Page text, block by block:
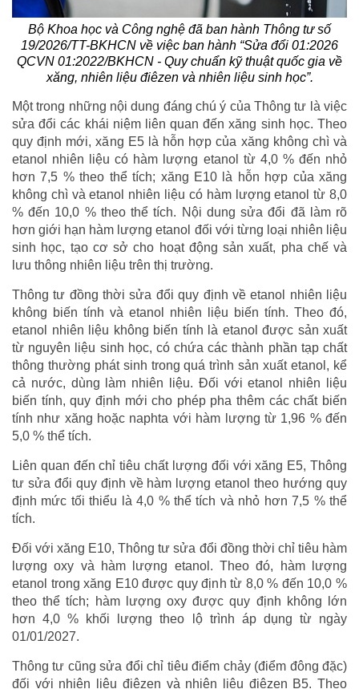
Bộ Khoa học và Công nghệ đã ban hành Thông tư số
19/2026/TT-BKHCN về việc ban hành “Sửa đổi 01:2026
QCVN 01:2022/BKHCN - Quy chuẩn kỹ thuật quốc gia về
xăng, nhiên liệu điêzen và nhiên liệu sinh học”.
Một trong những nội dung đáng chú ý của Thông tư là việc
sửa đổi các khái niệm liên quan đến xăng sinh học. Theo
quy định mới, xăng E5 là hỗn hợp của xăng không chì và
etanol nhiên liệu có hàm lượng etanol từ 4,0 % đến nhỏ
hơn 7,5 % theo thể tích; xăng E10 là hỗn hợp của xăng
không chì và etanol nhiên liệu có hàm lượng etanol từ 8,0
% đến 10,0 % theo thể tích. Nội dung sửa đổi đã làm rõ
hơn giới hạn hàm lượng etanol đối với từng loại nhiên liệu
sinh học, tạo cơ sở cho hoạt động sản xuất, pha chế và
lưu thông nhiên liệu trên thị trường.
Thông tư đồng thời sửa đổi quy định về etanol nhiên liệu
không biến tính và etanol nhiên liệu biến tính. Theo đó,
etanol nhiên liệu không biến tính là etanol được sản xuất
từ nguyên liệu sinh học, có chứa các thành phần tạp chất
thông thường phát sinh trong quá trình sản xuất etanol, kể
cả nước, dùng làm nhiên liệu. Đối với etanol nhiên liệu
biến tính, quy định mới cho phép pha thêm các chất biến
tính như xăng hoặc naphta với hàm lượng từ 1,96 % đến
5,0 % thể tích.
Liên quan đến chỉ tiêu chất lượng đối với xăng E5, Thông
tư sửa đổi quy định về hàm lượng etanol theo hướng quy
định mức tối thiểu là 4,0 % thể tích và nhỏ hơn 7,5 % thể
tích.
Đối với xăng E10, Thông tư sửa đổi đồng thời chỉ tiêu hàm
lượng oxy và hàm lượng etanol. Theo đó, hàm lượng
etanol trong xăng E10 được quy định từ 8,0 % đến 10,0 %
theo thể tích; hàm lượng oxy được quy định không lớn
hơn 4,0 % khối lượng theo lộ trình áp dụng từ ngày
01/01/2027.
Thông tư cũng sửa đổi chỉ tiêu điểm chảy (điểm đông đặc)
đối với nhiên liệu điêzen và nhiên liệu điêzen B5. Theo